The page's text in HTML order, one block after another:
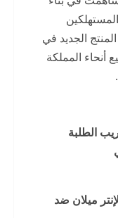
الجديد في
المملكة
الطلبة
ميلان ضد